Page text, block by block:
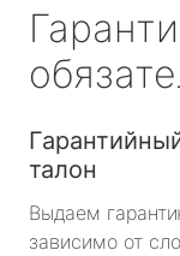
талон
Выдаем
зависимо от